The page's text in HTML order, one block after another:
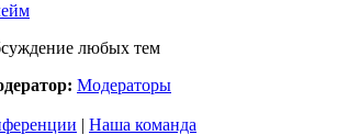
любых тем
Модераторы
| Наша команда